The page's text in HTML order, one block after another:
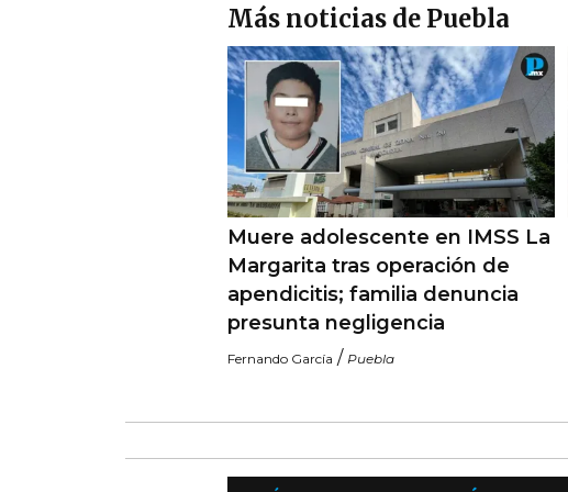
Más noticias de Puebla
Muere adolescente en IMSS La
Margarita tras operación de
apendicitis; familia denuncia
presunta negligencia
Fernando García / Puebla